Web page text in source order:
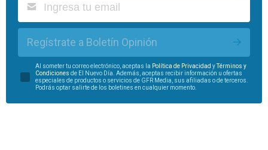
Regístrate a Boletín Opinión
Al someter tu correo electrónico, aceptas la Política de Privacidad yTérminos y
Condiciones de El Nuevo Día. Además, aceptas recibir información u ofertas
especiales de productos o servicios de GFR Media, sus afiliadas o de terceros.
Podrás optar salirte de los boletines en cualquier momento.